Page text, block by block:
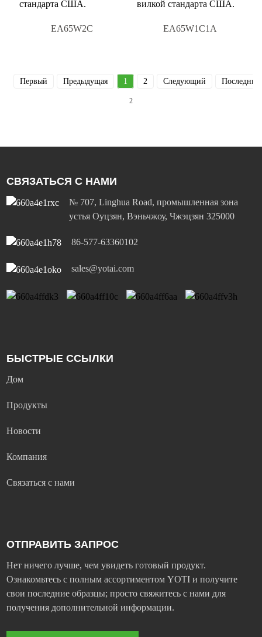
EA65W2C EA65W1C1A
Первый Предыдущая 1 2 Следующий Последний
2
СВЯЗАТЬСЯ С НАМИ
№ 707, Linghua Road, промышленная зона
устья Оуцзян, Вэньчжоу, Чжэцзян 325000
86-577-63360102
sales@yotai.com
БЫСТРЫЕ ССЫЛКИ
Дом
Продукты
Новости
Компания
Связаться с нами
ОТПРАВИТЬ ЗАПРОС
Нет ничего лучше, чем увидеть готовый продукт.
Ознакомьтесь с полным ассортиментом YOTI и получите
свои последние образцы; просто свяжитесь с нами для
получения дополнительной информации.